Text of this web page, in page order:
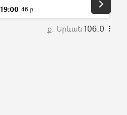
19:00 46 ր
ք. Երևան 106.0